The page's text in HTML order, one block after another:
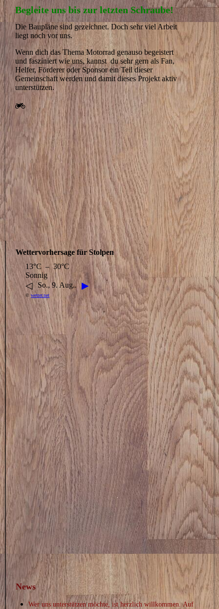
Begleite uns bis zur letzten Schraube!
Die Baupläne sind gezeichnet. Doch sehr viel Arbeit
liegt noch vor uns.
Wenn dich das Thema Motorrad genauso begeistert
und fasziniert wie uns, kannst du sehr gern als Fan,
Helfer, Förderer oder Sponsor ein Teil dieser
Gemeinschaft werden und damit dieses Projekt aktiv
unterstützen.
Wettervorhersage für Stolpen
13°C – 30°C
Sonnig
◁ So., 9. Aug.. ▶
©wetter.net
News
Wer uns unterstützen möchte, ist herzlich willkommen.Auf